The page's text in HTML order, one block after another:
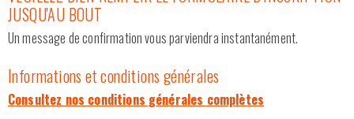
JUSQU'AU BOUT
Un message de confirmation vous parviendra instantanément.
Informations et conditions générales
Consultez nos conditions générales complètes